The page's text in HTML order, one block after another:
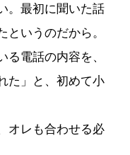
。最初に聞いた話
というのだから。
電話の内容を、
た」と、初めて小
オレも合わせる必